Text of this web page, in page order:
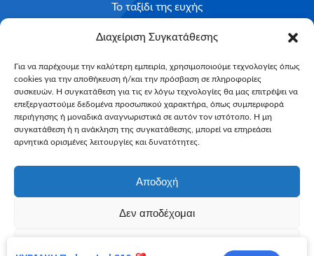
Διαχείριση Συγκατάθεσης
Για να παρέχουμε την καλύτερη εμπειρία, χρησιμοποιούμε τεχνολογίες όπως
cookies για την αποθήκευση ή/και την πρόσβαση σε πληροφορίες
συσκευών. Η συγκατάθεση για τις εν λόγω τεχνολογίες θα μας επιτρέψει να
επεξεργαστούμε δεδομένα προσωπικού χαρακτήρα, όπως συμπεριφορά
περιήγησης ή μοναδικά αναγνωριστικά σε αυτόν τον ιστότοπο. Η μη
συγκατάθεση ή η ανάκληση της συγκατάθεσης, μπορεί να επηρεάσει
αρνητικά ορισμένες λειτουργίες και δυνατότητες.
Αποδοχή
Δεν αποδέχομαι
Το ταξίδι της ευχής
Κριτήρια Καταλληλότητας
Υποβολή Αιτήματος
NEWSLETTER
Email*